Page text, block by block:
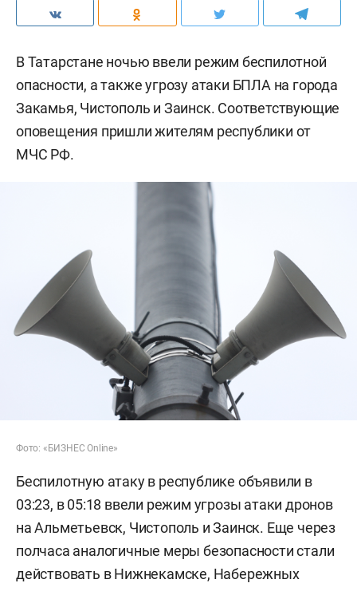
В Татарстане ночью ввели режим беспилотной
опасности, а также угрозу атаки БПЛА на города
Закамья, Чистополь и Заинск. Соответствующие
оповещения пришли жителям республики от
МЧС РФ.
Фото: «БИЗНЕС Online»
Беспилотную атаку в республике объявили в
03:23, в 05:18 ввели режим угрозы атаки дронов
на Альметьевск, Чистополь и Заинск. Еще через
полчаса аналогичные меры безопасности стали
действовать в Нижнекамске, Набережных